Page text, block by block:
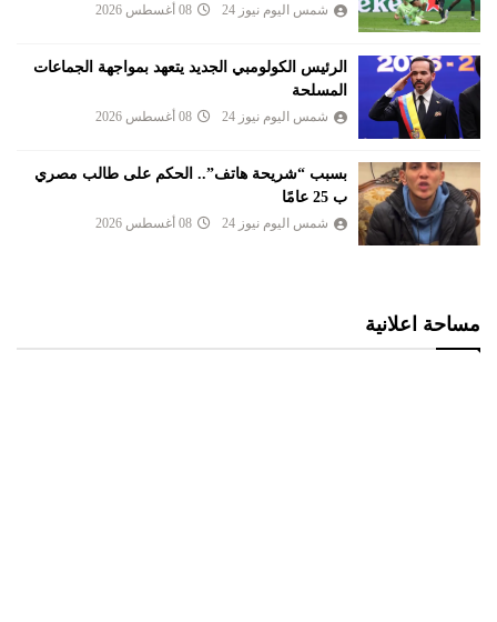
شمس اليوم نيوز 24 08 أغسطس 2026
الرئيس الكولومبي الجديد يتعهد بمواجهة الجماعات
المسلحة
شمس اليوم نيوز 24 08 أغسطس 2026
بسبب “شريحة هاتف”.. الحكم على طالب مصري
ب 25 عامًا
شمس اليوم نيوز 24 08 أغسطس 2026
مساحة اعلانية